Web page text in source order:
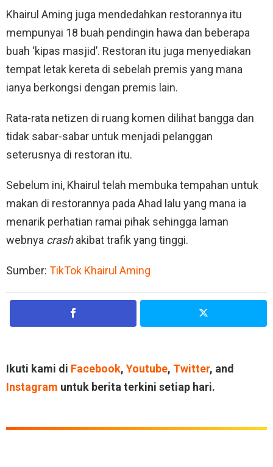
Khairul Aming juga mendedahkan restorannya itu
mempunyai 18 buah pendingin hawa dan beberapa
buah ‘kipas masjid’. Restoran itu juga menyediakan
tempat letak kereta di sebelah premis yang mana
ianya berkongsi dengan premis lain.
Rata-rata netizen di ruang komen dilihat bangga dan
tidak sabar-sabar untuk menjadi pelanggan
seterusnya di restoran itu.
Sebelum ini, Khairul telah membuka tempahan untuk
makan di restorannya pada Ahad lalu yang mana ia
menarik perhatian ramai pihak sehingga laman
webnya crashakibat trafik yang tinggi.
Sumber: TikTok Khairul Aming
Ikuti kami di Facebook, Youtube, Twitter, and
Instagram untuk berita terkini setiap hari.